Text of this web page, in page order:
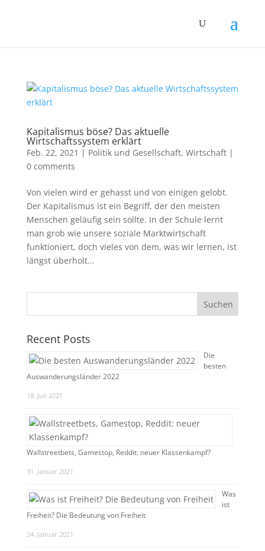
Kapitalismus böse? Das aktuelle
Wirtschaftssystem erklärt
Feb. 22, 2021 | Politik und Gesellschaft, Wirtschaft|
0 comments
Von vielen wird er gehasst und von einigen gelobt.
Der Kapitalismus ist ein Begriff, der den meisten
Menschen geläufig sein sollte. In der Schule lernt
man grob wie unsere soziale Marktwirtschaft
funktioniert, doch vieles von dem, was wir lernen, ist
längst überholt...
Recent Posts
Die
besten
Auswanderungsländer 2022
18. Juli 2021
Wallstreetbets, Gamestop, Reddit: neuer Klassenkampf?
31. Januar 2021
Was
ist
Freiheit? Die Bedeutung von Freiheit
24. Januar 2021